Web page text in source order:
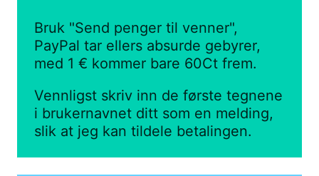
Bruk "Send penger til venner",
PayPal tar ellers absurde gebyrer,
med 1 € kommer bare 60Ct frem.
Vennligst skriv inn de første tegnene
i brukernavnet ditt som en melding,
slik at jeg kan tildele betalingen.